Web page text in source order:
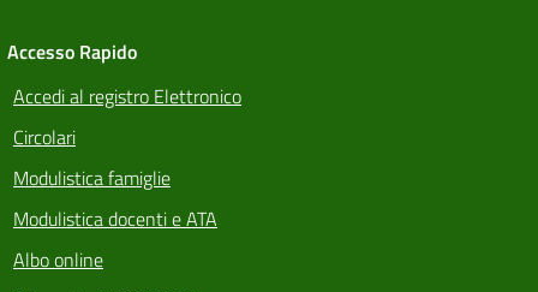
Accesso Rapido
Accedi al registro Elettronico
Circolari
Modulistica famiglie
Modulistica docenti e ATA
Albo online